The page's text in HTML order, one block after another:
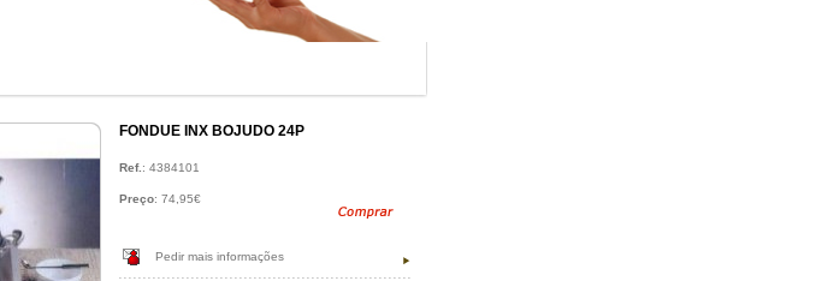
FONDUE INX BOJUDO 24P
Ref.: 4384101
Preço: 74,95€
Pedir mais informações